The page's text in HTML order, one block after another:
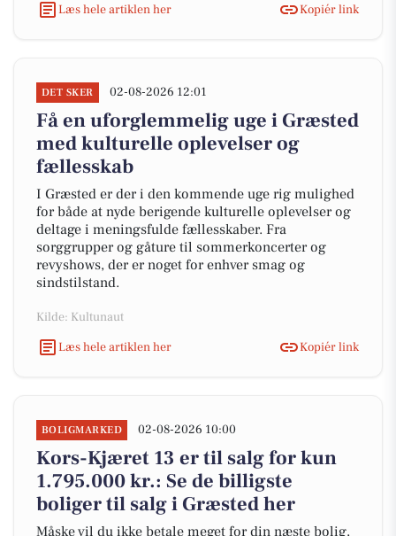
Læs hele artiklen her
Kopiér link
DET SKER 02-08-2026 12:01
Få en uforglemmelig uge i Græsted
med kulturelle oplevelser og
fællesskab
I Græsted er der i den kommende uge rig mulighed
for både at nyde berigende kulturelle oplevelser og
deltage i meningsfulde fællesskaber. Fra
sorggrupper og gåture til sommerkoncerter og
revyshows, der er noget for enhver smag og
sindstilstand.
Kilde: Kultunaut
Læs hele artiklen her
Kopiér link
BOLIGMARKED 02-08-2026 10:00
Kors-Kjæret 13 er til salg for kun
1.795.000 kr.: Se de billigste
boliger til salg i Græsted her
Måske vil du ikke betale meget for din næste bolig,